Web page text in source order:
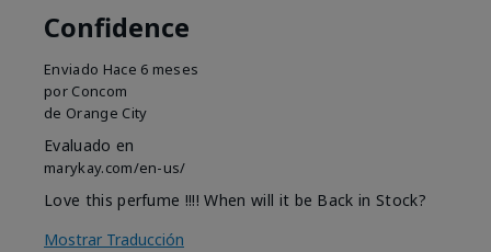
Confidence
Enviado Hace 6 meses
por Concom
de Orange City
Evaluado en
marykay.com/en-us/
Love this perfume !!!! When will it be Back in Stock?
Mostrar Traducción